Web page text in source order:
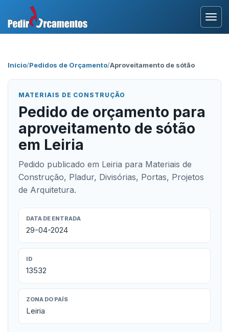
Início/Pedidos de Orçamento/Aproveitamento de sótão
MATERIAIS DE CONSTRUÇÃO
Pedido de orçamento para
aproveitamento de sótão
em Leiria
Pedido publicado em Leiria para Materiais de
Construção, Pladur, Divisórias, Portas, Projetos
de Arquitetura.
DATA DE ENTRADA
29-04-2024
ID
13532
ZONA DO PAÍS
Leiria
Área Profissional
Como Funciona?
Testemunhos